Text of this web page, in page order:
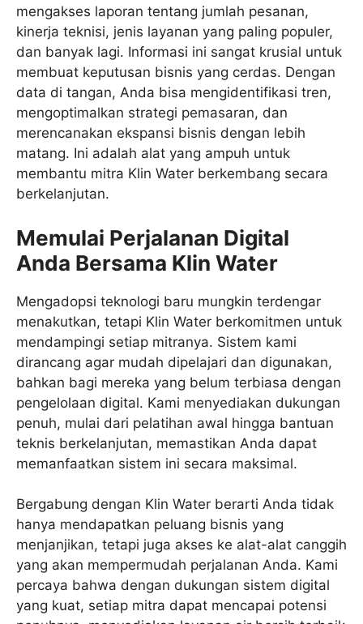
mengakses laporan tentang jumlah pesanan,
kinerja teknisi, jenis layanan yang paling populer,
dan banyak lagi. Informasi ini sangat krusial untuk
membuat keputusan bisnis yang cerdas. Dengan
data di tangan, Anda bisa mengidentifikasi tren,
mengoptimalkan strategi pemasaran, dan
merencanakan ekspansi bisnis dengan lebih
matang. Ini adalah alat yang ampuh untuk
membantu mitra Klin Water berkembang secara
berkelanjutan.
Memulai Perjalanan Digital
Anda Bersama Klin Water
Mengadopsi teknologi baru mungkin terdengar
menakutkan, tetapi Klin Water berkomitmen untuk
mendampingi setiap mitranya. Sistem kami
dirancang agar mudah dipelajari dan digunakan,
bahkan bagi mereka yang belum terbiasa dengan
pengelolaan digital. Kami menyediakan dukungan
penuh, mulai dari pelatihan awal hingga bantuan
teknis berkelanjutan, memastikan Anda dapat
memanfaatkan sistem ini secara maksimal.
Bergabung dengan Klin Water berarti Anda tidak
hanya mendapatkan peluang bisnis yang
menjanjikan, tetapi juga akses ke alat-alat canggih
yang akan mempermudah perjalanan Anda. Kami
percaya bahwa dengan dukungan sistem digital
yang kuat, setiap mitra dapat mencapai potensi